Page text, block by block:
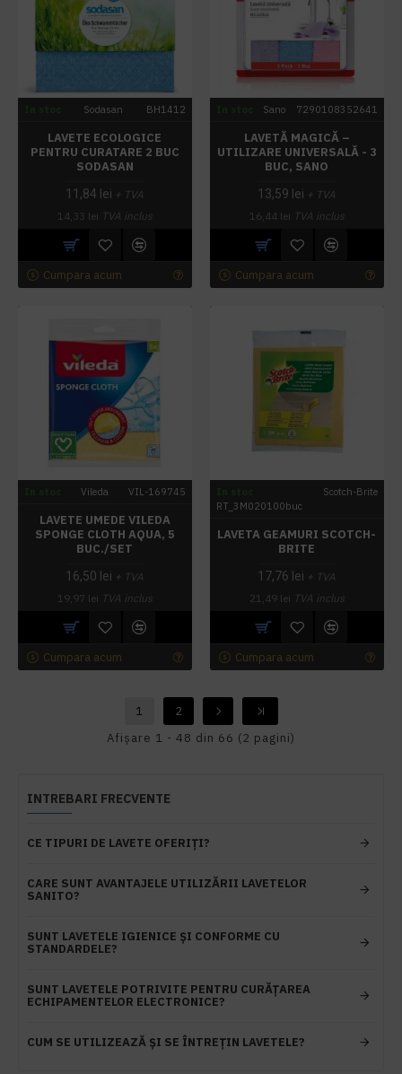
Sodasan BH1412
LAVETE ECOLOGICE
PENTRU CURATARE 2 BUC
SODASAN
11,84 lei + TVA
14,33 lei TVA inclus
Cumpara acum
Sano 7290108352641
LAVETĂ MAGICĂ –
UTILIZARE UNIVERSALĂ - 3
BUC, SANO
13,59 lei + TVA
16,44 lei TVA inclus
Cumpara acum
Vileda VIL-169745
LAVETE UMEDE VILEDA
SPONGE CLOTH AQUA, 5
BUC./SET
16,50 lei + TVA
19,97 lei TVA inclus
Cumpara acum
Scotch-Brite
RT_3M020100buc
LAVETA GEAMURI SCOTCH-
BRITE
17,76 lei + TVA
21,49 lei TVA inclus
Cumpara acum
1
2
Afişare 1 - 48 din 66 (2 pagini)
INTREBARI FRECVENTE
CE TIPURI DE LAVETE OFERIȚI?
CARE SUNT AVANTAJELE UTILIZĂRII LAVETELOR
SANITO?
SUNT LAVETELE IGIENICE ȘI CONFORME CU
STANDARDELE?
SUNT LAVETELE POTRIVITE PENTRU CURĂȚAREA
ECHIPAMENTELOR ELECTRONICE?
CUM SE UTILIZEAZĂ ȘI SE ÎNTREȚIN LAVETELE?